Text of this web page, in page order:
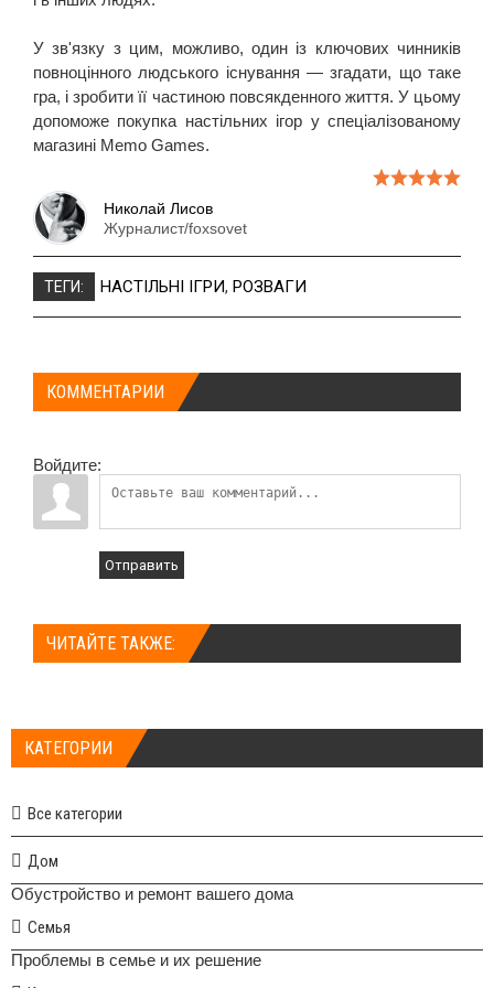
У зв'язку з цим, можливо, один із ключових чинників
повноцінного людського існування — згадати, що таке
гра, і зробити її частиною повсякденного життя. У цьому
допоможе покупка настільних ігор у спеціалізованому
магазині Memo Games.
Николай Лисов
Журналист/foxsovet
ТЕГИ: НАСТІЛЬНІ ІГРИ, РОЗВАГИ
КОММЕНТАРИИ
Войдите:
Отправить
ЧИТАЙТЕ ТАКЖЕ:
КАТЕГОРИИ
Все категории
Дом
Обустройство и ремонт вашего дома
Семья
Проблемы в семье и их решение